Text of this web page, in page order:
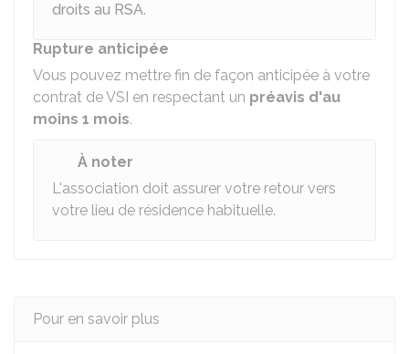
droits au RSA.
Rupture anticipée
Vous pouvez mettre fin de façon anticipée à votre
contrat de VSI en respectant un préavis d'au
moins 1 mois.
À noter
L'association doit assurer votre retour vers
votre lieu de résidence habituelle.
Pour en savoir plus